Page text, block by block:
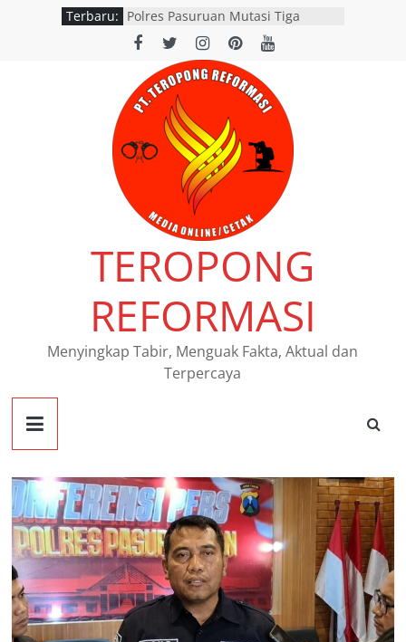
Terbaru: Polres Pasuruan Mutasi Tiga
Penyidik Polsek Beji Demi
Efektivitas dan Kelancaran Proses
Penyidikan
SATLANTAS POLRES NGANJUK
DORONG PERCEPATAN TINDAK
LANJUT HASIL RAPAT FKLL
BERSAMA INSTANSI TERKAIT
Polres Pasuruan Tegaskan
Penanganan Kasus Laka Lantas
2017 Telah Tuntas dan
Berkekuatan Hukum Tetap
Pemerintah Provinsi Jawa Timur
resmi menggelar program
pemutihan dan pembebasan pajak
daerah di seluruh kantor Samsat
wilayah Jatim
Siswi SMAN 1 Kedamean Juara I
Lomba Voice Over HPN 2026 Gresik
TEROPONG
REFORMASI
Menyingkap Tabir, Menguak Fakta, Aktual dan
Terpercaya